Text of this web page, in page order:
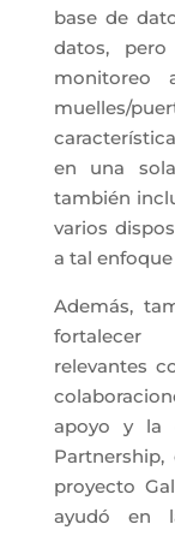
base de
datos,
monitoreo
muelles/
en una
también
varios
a tal
Además,
fortalecer
relevantes
apoyo y la
proyecto
ayudó en